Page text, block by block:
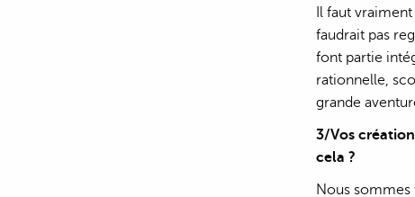
Il faut
faudrait pas
font partie
rationnelle,
grande
3/Vos
cela ?
Nous